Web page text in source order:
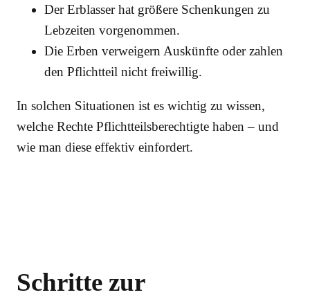
Der Erblasser hat größere Schenkungen zu
Lebzeiten vorgenommen.
Die Erben verweigern Auskünfte oder zahlen
den Pflichtteil nicht freiwillig.
In solchen Situationen ist es wichtig zu wissen,
welche Rechte Pflichtteilsberechtigte haben – und
wie man diese effektiv einfordert.
Schritte zur